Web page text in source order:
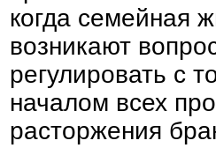
когда семейная
возникают
регулировать с
началом всех
расторжения